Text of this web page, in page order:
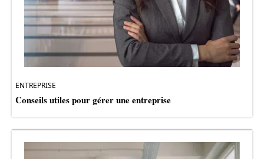
ENTREPRISE
Conseils utiles pour gérer une entreprise